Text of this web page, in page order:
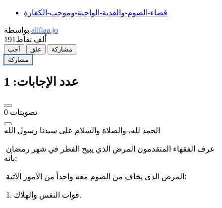
قضاء-الصوم-والفدية-الواجبة-وموجب-الكفارة
aliftaa.jo
191ألف نقاط
أجب علق
مشاركة
مشاركة
عدد الإجابات: 1
0 تصويتات
الحمد لله، والصلاة والسلام على سيدنا رسول الله
بأنه:
المرض الذي يخاف من الصوم معه واحداً من الأمور الآتية:
1. فوات النفس والهلاك.